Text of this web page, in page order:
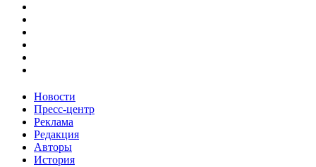
Новости
Пресс-центр
Реклама
Редакция
Авторы
История